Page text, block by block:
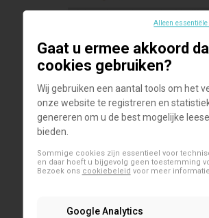
Alleen
Gaat u ermee akkoord
cookies gebruiken?
Wij gebruiken een aantal tools om het
onze website te registreren en
genereren om u de best mogelijke
bieden.
Sommige cookies zijn essentieel voor
en daar hoeft u bijgevolg geen toestemming
Bezoek ons cookiebeleid voor meer
Google Analytics